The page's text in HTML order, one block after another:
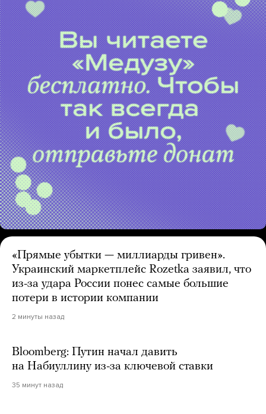
«Прямые убытки — миллиарды гривен».
Украинский маркетплейс Rozetka заявил, что
из-за удара России понес самые большие
потери в истории компании
2 минуты назад
Bloomberg: Путин начал давить
на Набиуллину из-за ключевой ставки
35 минут назад